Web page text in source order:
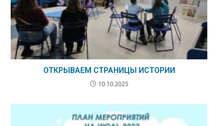
ОТКРЫВАЕМ СТРАНИЦЫ ИСТОРИИ
10.10.2025